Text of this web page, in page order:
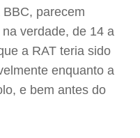
parecem
verdade, de 14 a
a RAT teria sido
enquanto a
e bem antes do